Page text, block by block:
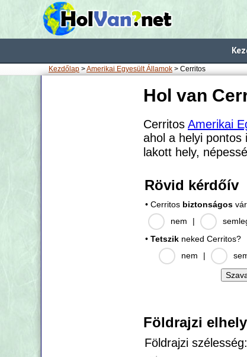
Kezdőlap >Amerikai Egyesült Államok > Cerritos
Hol van
Cerritos Amerikai
ahol a helyi pontos
lakott hely,
Rövid kérdőív
• Cerritos biztonságos
nem
|
• Tetszik neked Cerritos?
nem
|
Földrajzi
Földrajzi